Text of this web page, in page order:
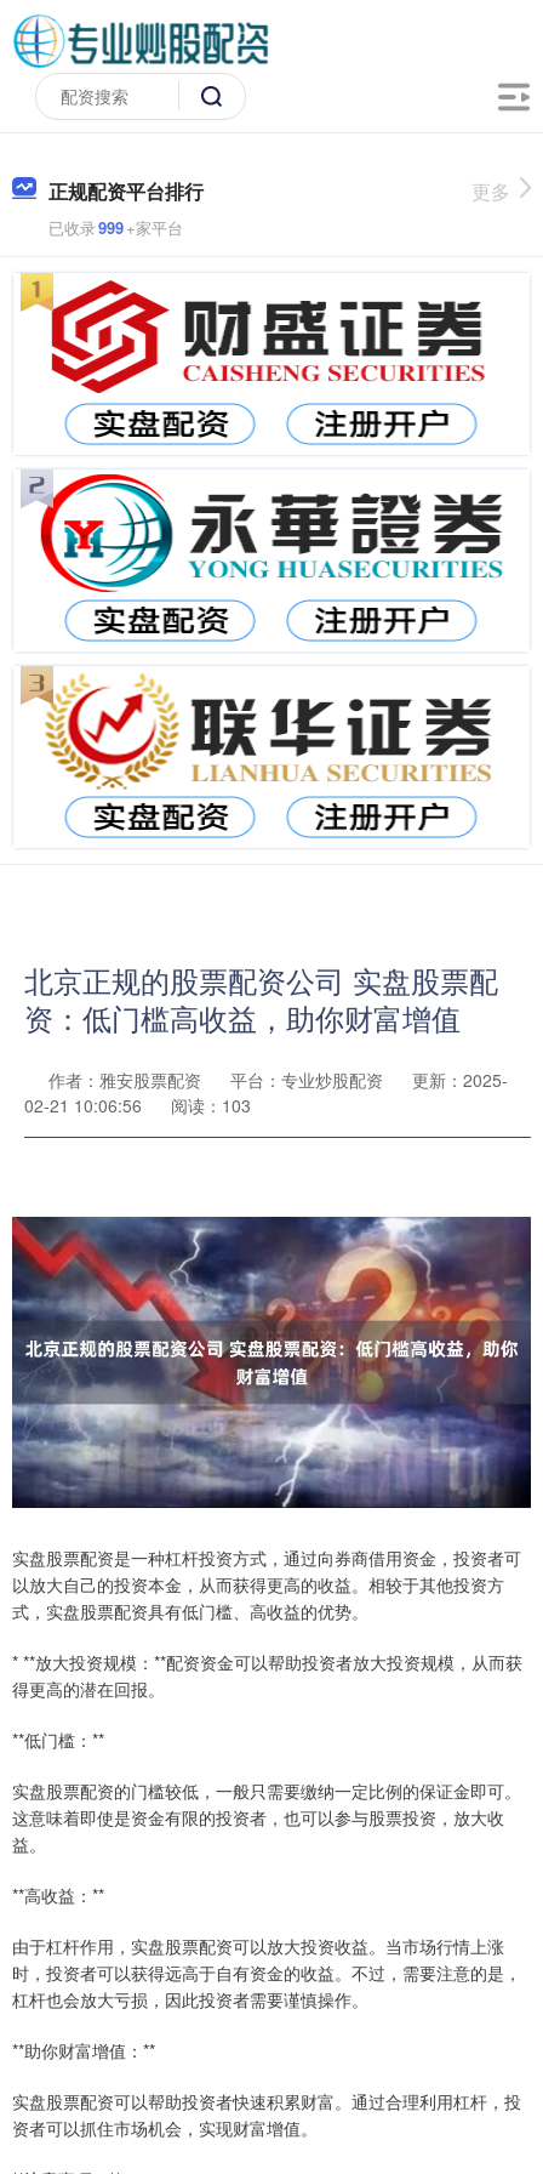
正规配资平台排行
已收录999+家平台
更多
北京正规的股票配资公司 实盘股票配
资：低门槛高收益，助你财富增值
作者：雅安股票配资 平台：专业炒股配资
更新：2025-
02-21 10:06:56
阅读：103
实盘股票配资是一种杠杆投资方式，通过向券商借用资金，投资者可
以放大自己的投资本金，从而获得更高的收益。相较于其他投资方
式，实盘股票配资具有低门槛、高收益的优势。
* **放大投资规模：**配资资金可以帮助投资者放大投资规模，从而获
得更高的潜在回报。
**低门槛：**
实盘股票配资的门槛较低，一般只需要缴纳一定比例的保证金即可。
这意味着即使是资金有限的投资者，也可以参与股票投资，放大收
益。
**高收益：**
由于杠杆作用，实盘股票配资可以放大投资收益。当市场行情上涨
时，投资者可以获得远高于自有资金的收益。不过，需要注意的是，
杠杆也会放大亏损，因此投资者需要谨慎操作。
**助你财富增值：**
实盘股票配资可以帮助投资者快速积累财富。通过合理利用杠杆，投
资者可以抓住市场机会，实现财富增值。